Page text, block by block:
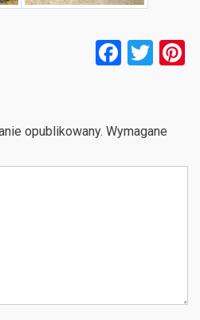
F
b
T
er
opublikowany. Wymagane